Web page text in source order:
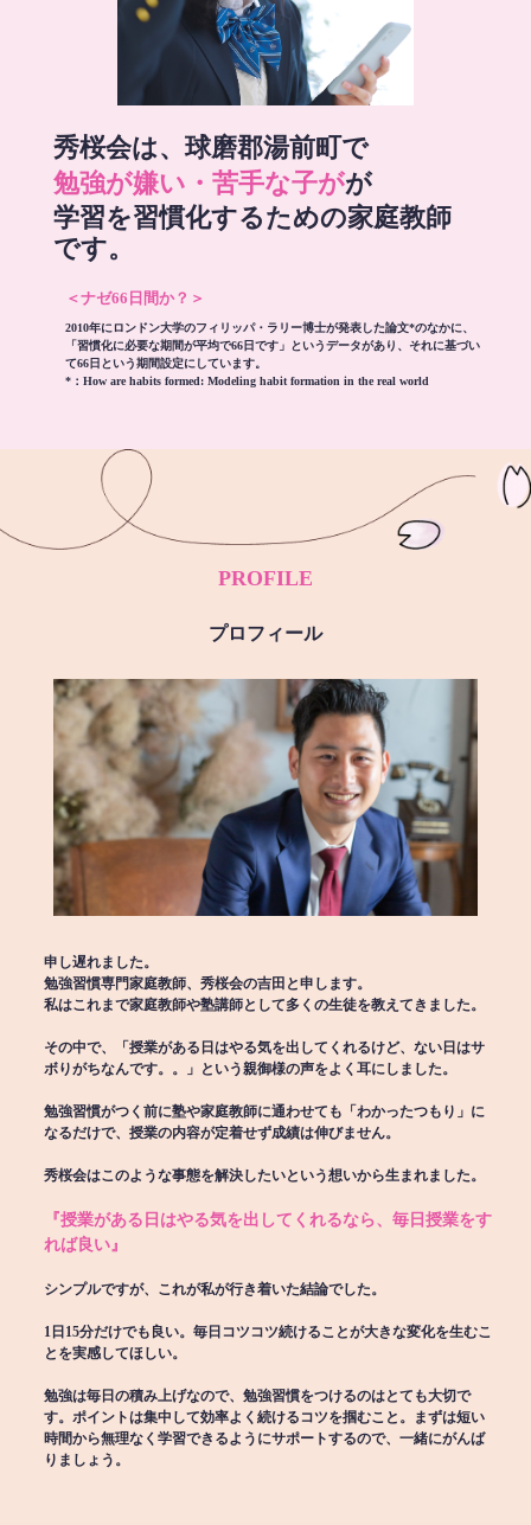
秀桜会は、球磨郡湯前町で
勉強が嫌い・苦手な子がが
学習を習慣化するための家庭教師
です。
＜ナゼ66日間か？＞
2010年にロンドン大学のフィリッパ・ラリー博士が発表した論文*のなかに、
「習慣化に必要な期間が平均で66日です」というデータがあり、それに基づい
て66日という期間設定にしています。
*： How are habits formed: Modeling habit formation in the real world
PROFILE
プロフィール
申し遅れました。
勉強習慣専門家庭教師、秀桜会の吉田と申します。
私はこれまで家庭教師や塾講師として多くの生徒を教えてきました。
その中で、「授業がある日はやる気を出してくれるけど、ない日はサ
ボりがちなんです。。」という親御様の声をよく耳にしました。
勉強習慣がつく前に塾や家庭教師に通わせても「わかったつもり」に
なるだけで、授業の内容が定着せず成績は伸びません。
秀桜会はこのような事態を解決したいという想いから生まれました。
『授業がある日はやる気を出してくれるなら、毎日授業をす
れば良い』
シンプルですが、これが私が行き着いた結論でした。
1日15分だけでも良い。毎日コツコツ続けることが大きな変化を生むこ
とを実感してほしい。
勉強は毎日の積み上げなので、勉強習慣をつけるのはとても大切で
す。ポイントは集中して効率よく続けるコツを掴むこと。まずは短い
時間から無理なく学習できるようにサポートするので、一緒にがんば
りましょう。